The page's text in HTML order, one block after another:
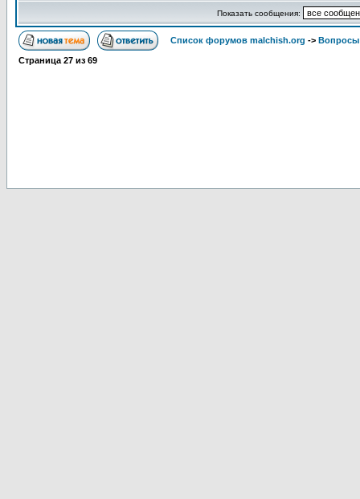
Показать сообщения:
Список форумов malchish.org -> Вопросы
Страница 27 из 69